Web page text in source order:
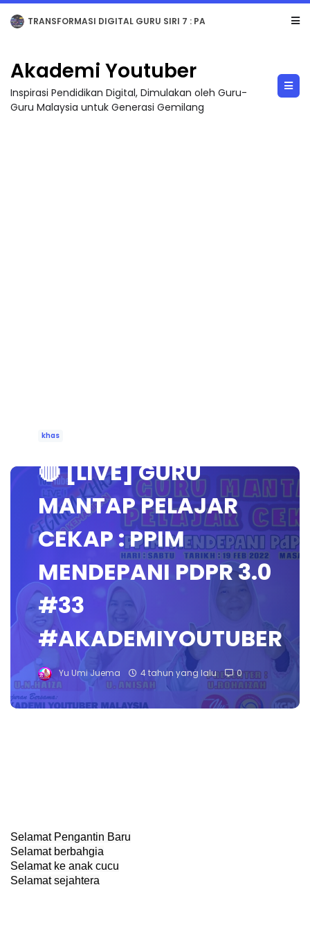
MAJLIS ANUGERAH FFK (FESTIVAL LENSA PENDIDIKAN - FLeP) 2026
Akademi Youtuber
Inspirasi Pendidikan Digital, Dimulakan oleh Guru-
Guru Malaysia untuk Generasi Gemilang
khas
🔴 [LIVE] GURU
MANTAP PELAJAR
CEKAP : PPIM
MENDEPANI PDPR 3.0
#33
#AKADEMIYOUTUBER
Yu Umi Juema 4 tahun yang lalu 0
Selamat Pengantin Baru
Selamat berbahgia
Selamat ke anak cucu
Selamat sejahtera